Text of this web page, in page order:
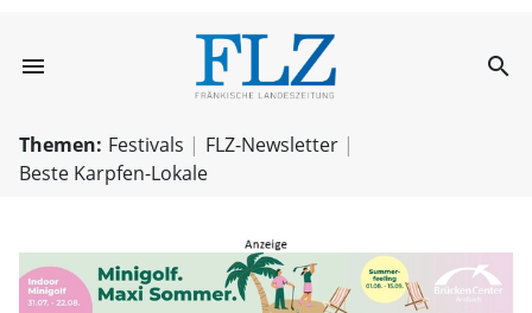
menu search
Themen: Festivals
FLZ-Newsletter
Beste Karpfen-Lokale